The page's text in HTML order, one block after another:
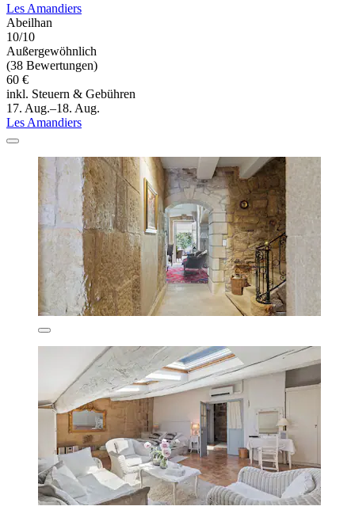
Les Amandiers
Abeilhan
10/10
Außergewöhnlich
(38 Bewertungen)
60 €
inkl. Steuern & Gebühren
17. Aug.–18. Aug.
Les Amandiers